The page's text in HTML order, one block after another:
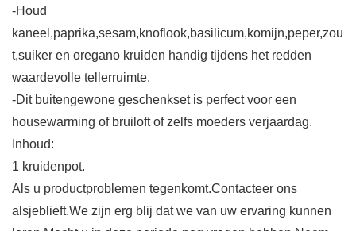
-Houd
kaneel,paprika,sesam,knoflook,basilicum,komijn,peper,zou
t,suiker en oregano kruiden handig tijdens het redden
waardevolle tellerruimte.
-Dit buitengewone geschenkset is perfect voor een
housewarming of bruiloft of zelfs moeders verjaardag.
Inhoud:
1 kruidenpot.
Als u productproblemen tegenkomt.Contacteer ons
alsjeblieft.We zijn erg blij dat we van uw ervaring kunnen